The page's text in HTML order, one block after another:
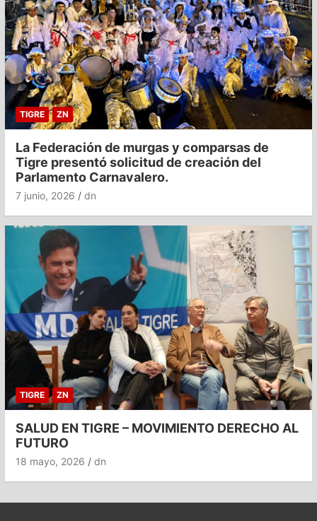
TIGRE ZN
La Federación de murgas y comparsas de
Tigre presentó solicitud de creación del
Parlamento Carnavalero.
7 junio, 2026 dn
TIGRE ZN
SALUD EN TIGRE – MOVIMIENTO DERECHO AL
FUTURO
18 mayo, 2026 dn